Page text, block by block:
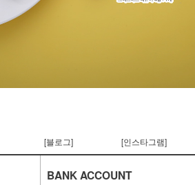
[블로그] [인스타그램]
BANK ACCOUNT